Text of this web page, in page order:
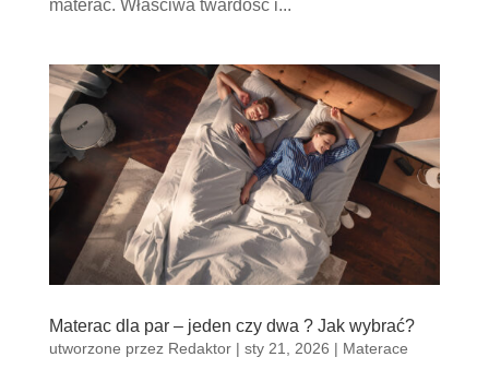
materac. Właściwa twardość i...
Materac dla par – jeden czy dwa ? Jak wybrać?
utworzone przez Redaktor| sty 21, 2026 | Materace